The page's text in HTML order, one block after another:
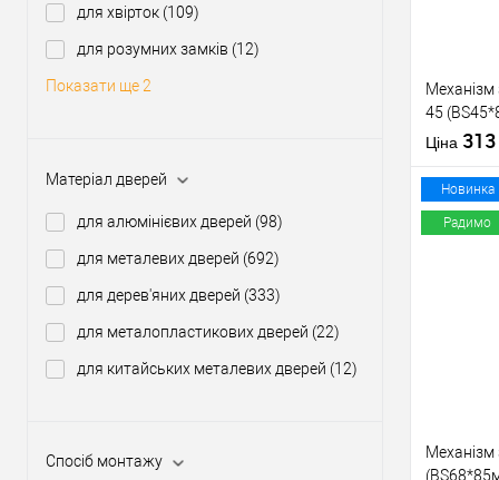
для хвірток (109)
для розумних замків (12)
Показати ще 2
Матеріал дверей
для алюмінієвих дверей (98)
для металевих дверей (692)
для дерев'яних дверей (333)
для металопластикових дверей (22)
для китайських металевих дверей (12)
Спосіб монтажу
Матеріал
Країна
Статус (гурт)
Механізм
45
нікель
Ціна 313
У
Новинка
Радимо
Механізм